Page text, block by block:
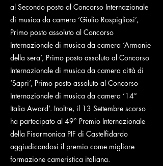
al Secondo posto al Concorso Internazionale
di musica da camera ‘Giulio Rospigliosi’,
Primo posto assoluto al Concorso
Internazionale di musica da camera ‘Armonie
della sera’, Primo posto assoluto al Concorso
Internazionale di musica da camera città di
‘Sapri’, Primo posto assoluto al Concorso
Internazionale di musica da camera ‘14°
Italia Award’. Inoltre, il 13 Settembre scorso
ha partecipato al 49° Premio Internazionale
della Fisarmonica PIF di Castelfidardo
aggiudicandosi il premio come migliore
formazione cameristica italiana.